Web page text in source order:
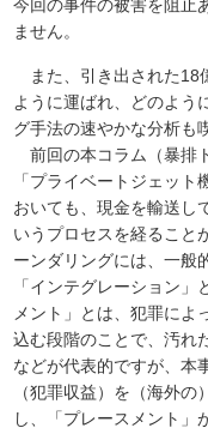
今回の事件の被害を阻止
ません。
また、引き出された18
ように運ばれ、どのよう
グ手法の速やかな分析も
前回の本コラム（暴排
「プライベートジェッ
おいても、現金を輸送し
いうプロセスを経ること
ーンダリングには、一般
「インテグレーション
メント」とは、犯罪によ
込む段階のことで、汚れ
などが代表的ですが、本
（犯罪収益）を（海外
し、「プレースメント」